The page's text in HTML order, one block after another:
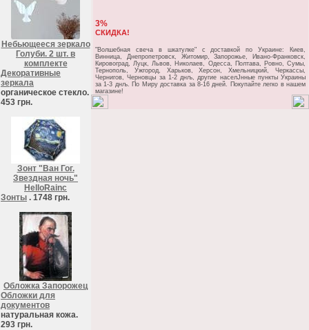
Небьющееся зеркало
Голуби. 2 шт. в
комплекте
Декоративные
зеркала
органическое стекло.
453 грн.
Зонт "Ван Гог.
Звездная ночь"
HelloRainc
Зонты . 1748 грн.
Обложка Запорожец
Обложки для
документов
натуральная кожа.
293 грн.
3%
СКИДКА!
"Волшебная свеча в шкатулке" c доставкой по Украине: Киев,
Винница, Днепропетровск, Житомир, Запорожье, Ивано-Франковск,
Кировоград, Луцк, Львов, Николаев, Одесса, Полтава, Ровно, Сумы,
Тернополь, Ужгород, Харьков, Херсон, Хмельницкий, Черкассы,
Чернигов, Черновцы за 1-2 днљ, другие населЈнные пункты Украины
за 1-3 днљ. По Миру доставка за 8-16 дней. Покупайте легко в нашем
магазине!